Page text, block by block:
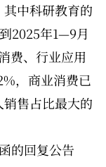
中科研教育的
2025年1—9月
费、行业应用
，商业消费已
售占比最大的
的回复公告